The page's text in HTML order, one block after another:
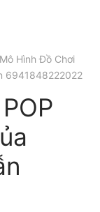
Hình Đồ Chơi
6941848222022